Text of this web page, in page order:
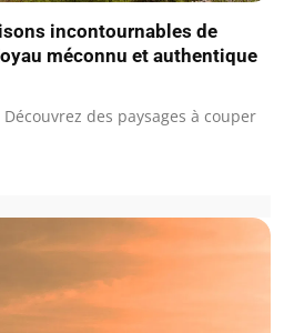
incontournables de
méconnu et authentique
des paysages à couper